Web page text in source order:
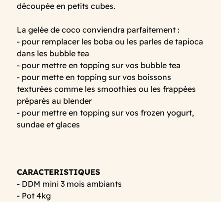
découpée en petits cubes.
La gelée de coco conviendra parfaitement :
- pour remplacer les boba ou les parles de tapioca
dans les bubble tea
- pour mettre en topping sur vos bubble tea
- pour mette en topping sur vos boissons
texturées comme les smoothies ou les frappées
préparés au blender
- pour mettre en topping sur vos frozen yogurt,
sundae et glaces
CARACTERISTIQUES
- DDM mini 3 mois ambiants
- Pot 4kg